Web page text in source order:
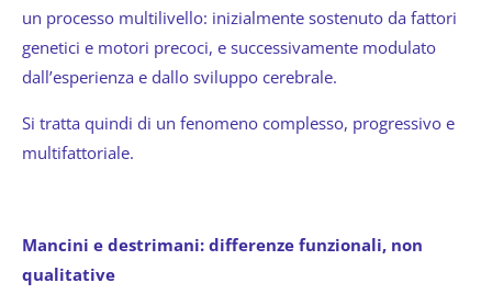
un processo multilivello: inizialmente sostenuto da fattori
genetici e motori precoci, e successivamente modulato
dall’esperienza e dallo sviluppo cerebrale.
Si tratta quindi di un fenomeno complesso, progressivo e
multifattoriale.
Mancini e destrimani: differenze funzionali, non
qualitative